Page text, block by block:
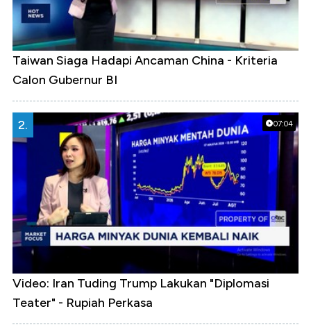
Taiwan Siaga Hadapi Ancaman China - Kriteria
Calon Gubernur BI
07:04
2.
Video: Iran Tuding Trump Lakukan "Diplomasi
Teater" - Rupiah Perkasa